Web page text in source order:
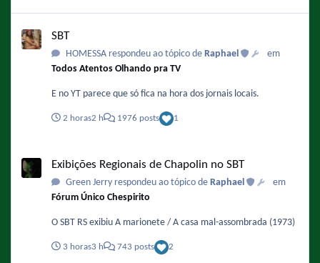
SBT
HOMESSA respondeu ao tópico de Raphael
em
Todos Atentos Olhando pra TV
E no YT parece que só fica na hora dos jornais locais.
2 horas2 h 1976 posts 1
Exibições Regionais de Chapolin no SBT
Green Jerry respondeu ao tópico de Raphael
em
Fórum Único Chespirito
O SBT RS exibiu A marionete / A casa mal-assombrada (1973)
3 horas3 h 743 posts 2